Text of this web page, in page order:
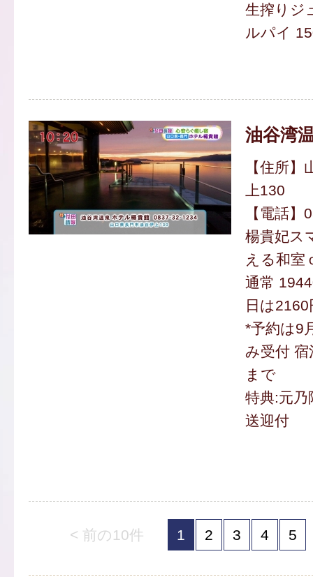
生搾りジ
ルパイ
油谷湾
【住所
上130
【電話
楊貴妃ス
える和室
通常
日は
*予約は9
み受付
まで
特典:元乃
送迎付
< 前の10件 1 2 3 4 5